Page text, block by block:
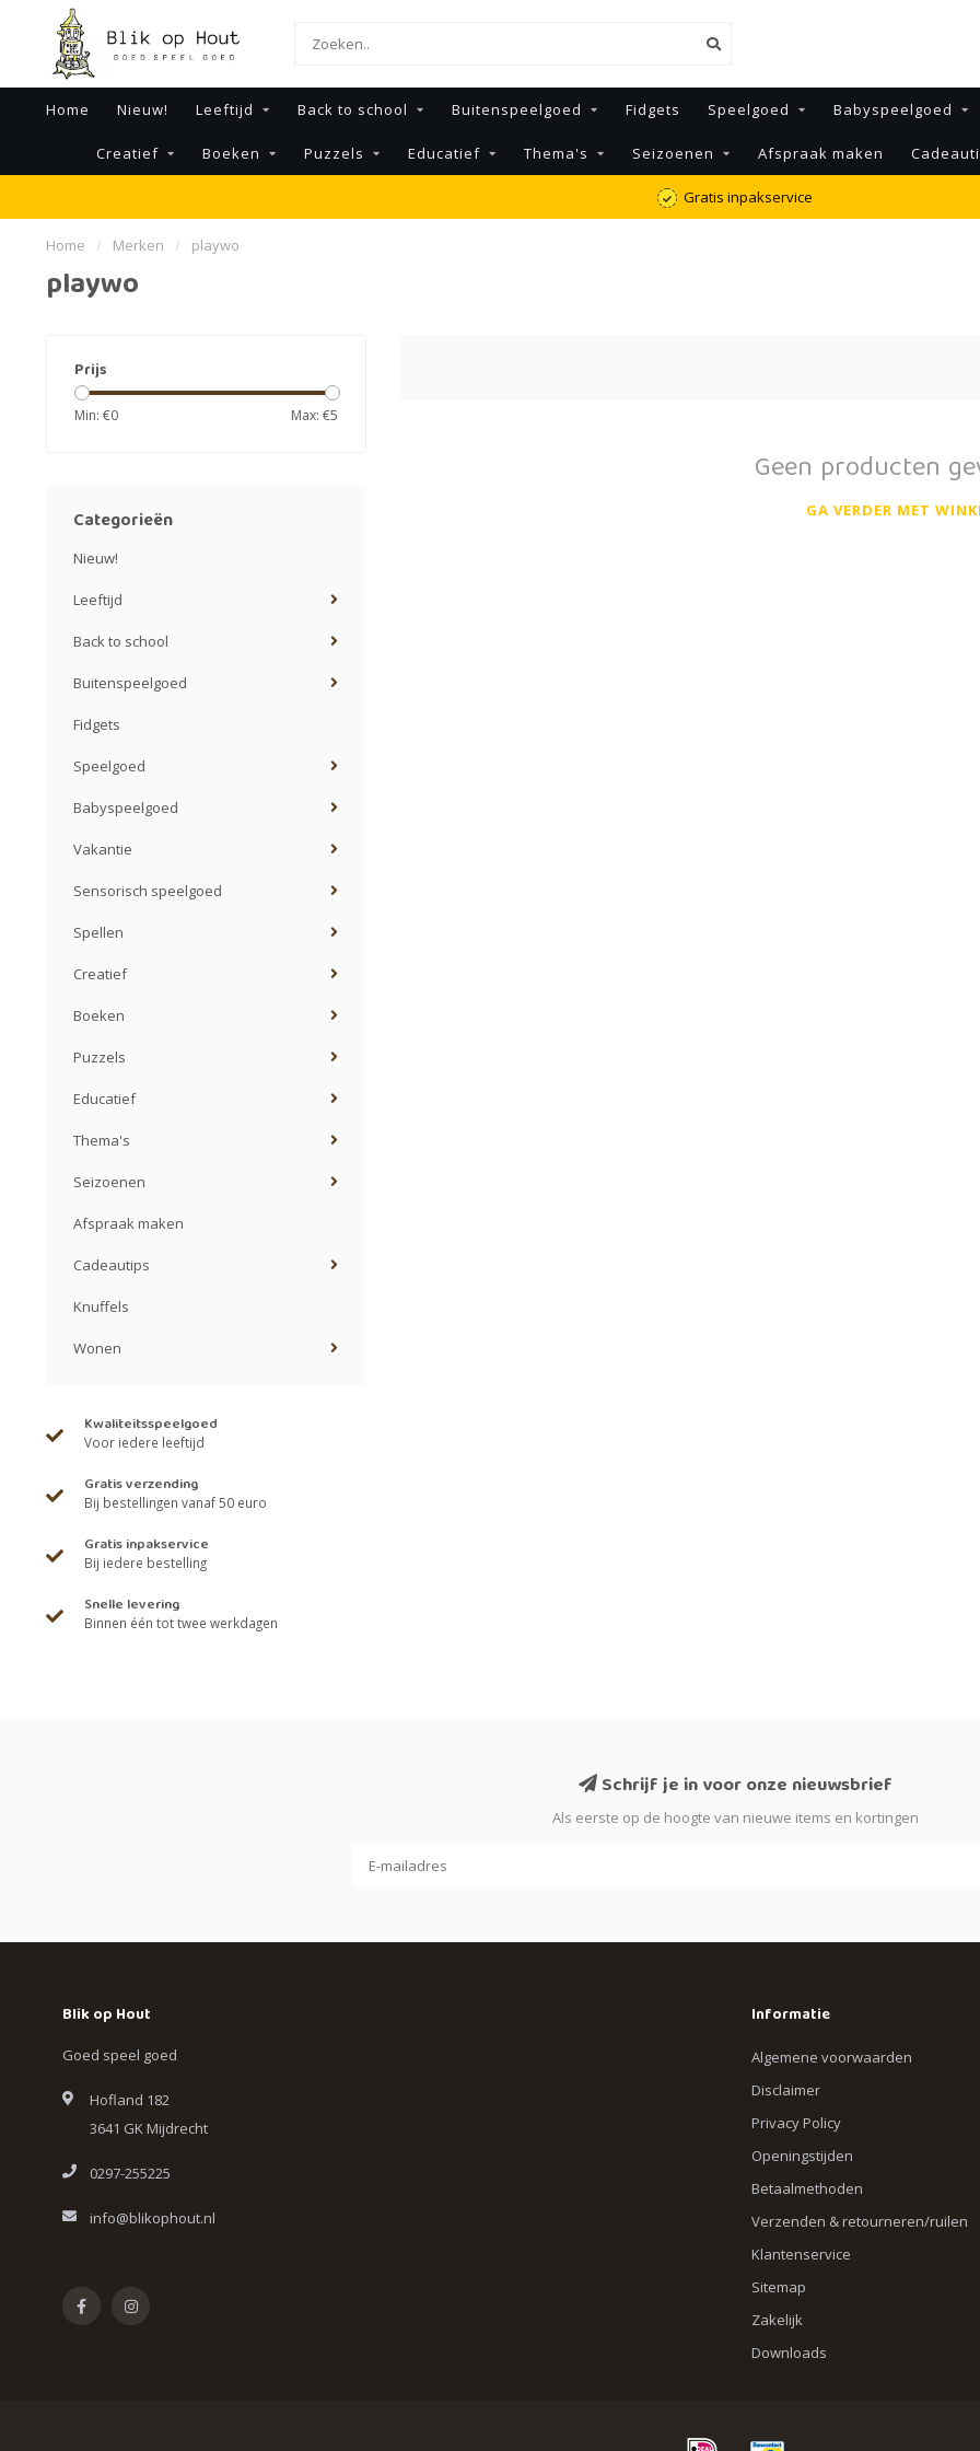
Home Nieuw! Leeftijd Back to school Buitenspeelgoed Fidgets Speelgoed Babyspeelgoed
Creatief Boeken Puzzels Educatief Thema's Seizoenen Afspraak maken
Gratis inpakservice
Home / Merken / playwo
playwo
Prijs
Min: €0 Max: €5
Categorieën
Nieuw!
Leeftijd
Back to school
Buitenspeelgoed
Fidgets
Speelgoed
Babyspeelgoed
Vakantie
Sensorisch speelgoed
Spellen
Creatief
Boeken
Puzzels
Educatief
Thema's
Seizoenen
Afspraak maken
Cadeautips
Knuffels
Wonen
Kwaliteitsspeelgoed
Voor iedere leeftijd
Gratis verzending
Bij bestellingen vanaf 50 euro
Gratis inpakservice
Bij iedere bestelling
Snelle levering
Binnen één tot twee werkdagen
Geen producten
GA VERDER MET
Schrijf je in voor onze nieuwsbrief
Als eerste op de hoogte van nieuwe items en kortingen
Blik op Hout
Goed speel goed
Hofland 182
3641 GK Mijdrecht
0297-255225
info@blikophout.nl
Informatie
Algemene voorwaarden
Disclaimer
Privacy Policy
Openingstijden
Betaalmethoden
Verzenden & retourneren/ruilen
Klantenservice
Sitemap
Zakelijk
Downloads